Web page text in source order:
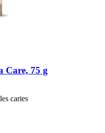
Care, 75 g
caries